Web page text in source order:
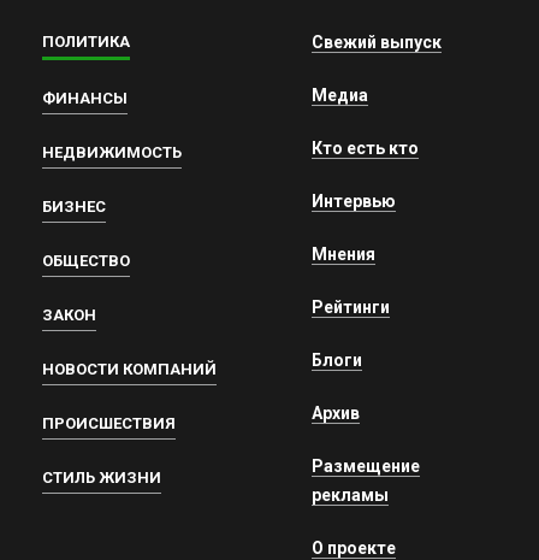
ПОЛИТИКА
ФИНАНСЫ
НЕДВИЖИМОСТЬ
БИЗНЕС
ОБЩЕСТВО
ЗАКОН
НОВОСТИ КОМПАНИЙ
ПРОИСШЕСТВИЯ
СТИЛЬ ЖИЗНИ
Свежий выпуск
Медиа
Кто есть кто
Интервью
Мнения
Рейтинги
Блоги
Архив
Размещение
рекламы
О проекте